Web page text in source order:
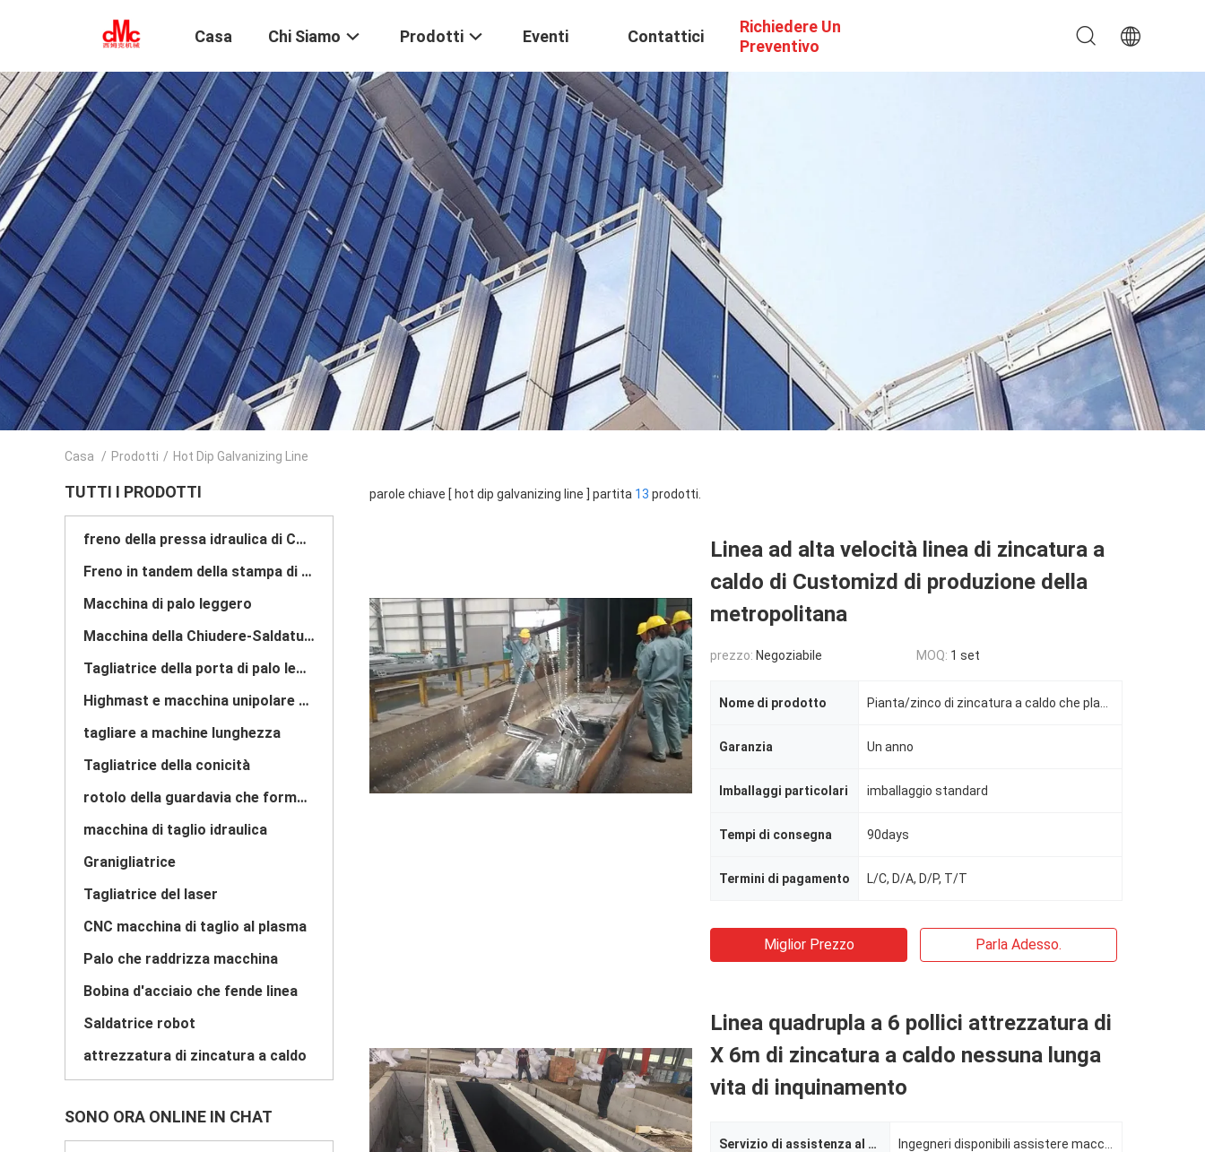
Casa Chi Siamo Prodotti Eventi Contattici
Richiedere Un
Preventivo
Casa / Prodotti / Hot Dip Galvanizing Line
TUTTI I PRODOTTI
freno della pressa idraulica di CNC
Freno in tandem della stampa di CNC
Macchina di palo leggero
Macchina della Chiudere-Saldatura di palo leggero
Tagliatrice della porta di palo leggero
Highmast e macchina unipolare della saldatura continua
tagliare a machine lunghezza
Tagliatrice della conicità
rotolo della guardavia che forma macchina
macchina di taglio idraulica
Granigliatrice
Tagliatrice del laser
CNC macchina di taglio al plasma
Palo che raddrizza macchina
Bobina d'acciaio che fende linea
Saldatrice robot
attrezzatura di zincatura a caldo
SONO ORA ONLINE IN CHAT
parole chiave [ hot dip galvanizing line ] partita 13 prodotti.
Linea ad alta velocità linea di zincatura a
caldo di Customizd di produzione della
metropolitana
prezzo: Negoziabile MOQ: 1 set
Nome di prodotto
Garanzia Un anno
Imballaggi particolari imballaggio standard
Tempi di consegna 90days
Termini di pagamento L/C, D/A, D/P, T/T
Miglior Prezzo Parla Adesso.
Linea quadrupla a 6 pollici attrezzatura di
X 6m di zincatura a caldo nessuna lunga
vita di inquinamento
Servizio di assistenza al cliente fornito